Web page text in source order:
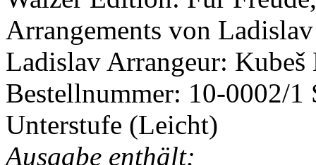
Arrangements von
Ladislav Arrangeur:
Bestellnummer: 10-0002/1
Unterstufe (Leicht)
Ausgabe enthält: